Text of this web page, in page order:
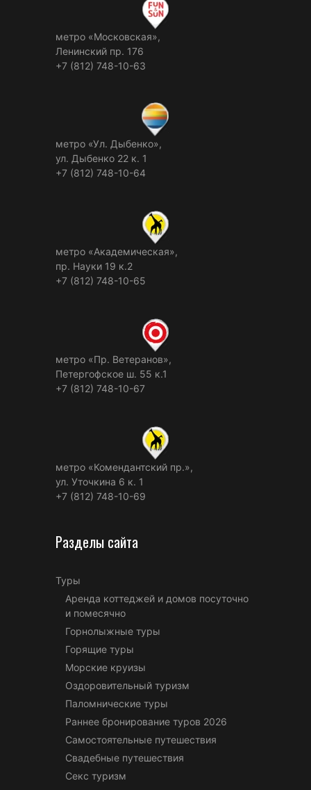
метро «Московская»,
Ленинский пр. 176
+7 (812) 748-10-63
метро «Ул. Дыбенко»,
ул. Дыбенко 22 к. 1
+7 (812) 748-10-64
метро «Академическая»,
пр. Науки 19 к.2
+7 (812) 748-10-65
метро «Пр. Ветеранов»,
Петергофское ш. 55 к.1
+7 (812) 748-10-67
метро «Комендантский пр.»,
ул. Уточкина 6 к. 1
+7 (812) 748-10-69
Разделы сайта
Туры
Аренда коттеджей и домов посуточно
и помесячно
Горнолыжные туры
Горящие туры
Морские круизы
Оздоровительный туризм
Паломнические туры
Раннее бронирование туров 2026
Самостоятельные путешествия
Свадебные путешествия
Секс туризм